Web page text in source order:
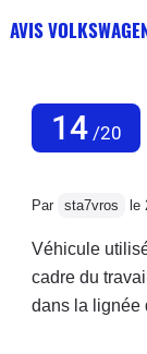
AVIS
14/20
Par sta7vros le
Véhicule
cadre du
dans la lignée